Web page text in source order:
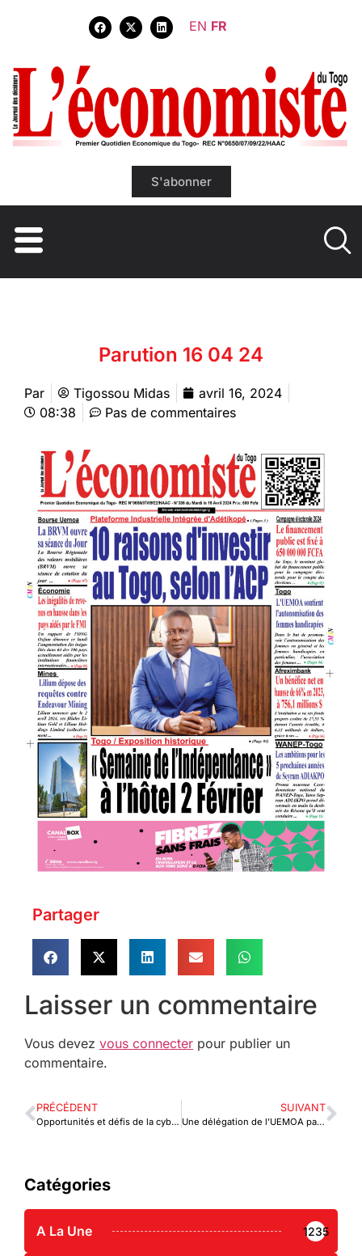
EN FR
S'abonner
Parution 16 04 24
Par Tigossou Midas
avril 16, 2024
08:38
Pas de commentaires
Partager
Laisser un commentaire
Vous devez vous connecter pour publier un
commentaire.
PRÉCÉDENT
Opportunités et défis de la cybernétique et de l’intelligence artificielle en Afrique
SUIVANT
Une délégation de l’UEMOA participe aux réunions de printemps 2024 des institutions de Bretton Woods
Catégories
A La Une 1235